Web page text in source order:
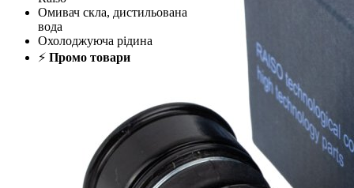
Омивач скла, дистильована
вода
Охолоджуюча рідина
⚡ Промо товари